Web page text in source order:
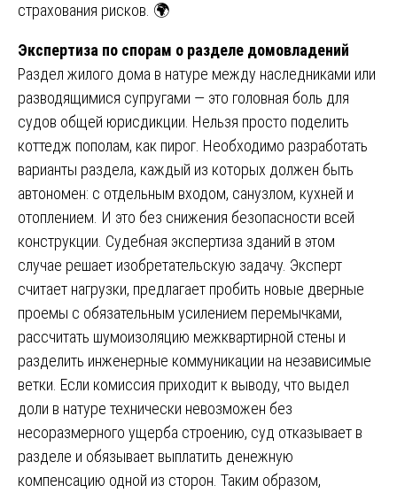
страхования рисков. 🌍
Экспертиза по спорам о разделе домовладений
Раздел жилого дома в натуре между наследниками или
разводящимися супругами — это головная боль для
судов общей юрисдикции. Нельзя просто поделить
коттедж пополам, как пирог. Необходимо разработать
варианты раздела, каждый из которых должен быть
автономен: с отдельным входом, санузлом, кухней и
отоплением. И это без снижения безопасности всей
конструкции. Судебная экспертиза зданий в этом
случае решает изобретательскую задачу. Эксперт
считает нагрузки, предлагает пробить новые дверные
проемы с обязательным усилением перемычками,
рассчитать шумоизоляцию межквартирной стены и
разделить инженерные коммуникации на независимые
ветки. Если комиссия приходит к выводу, что выдел
доли в натуре технически невозможен без
несоразмерного ущерба строению, суд отказывает в
разделе и обязывает выплатить денежную
компенсацию одной из сторон. Таким образом,